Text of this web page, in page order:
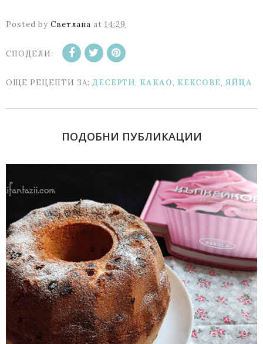
Posted by Светлана at 14:29
СПОДЕЛИ:
ОЩЕ РЕЦЕПТИ ЗА: ДЕСЕРТИ, КАКАО, КЕКСОВЕ, ЯЙЦА
ПОДОБНИ ПУБЛИКАЦИИ